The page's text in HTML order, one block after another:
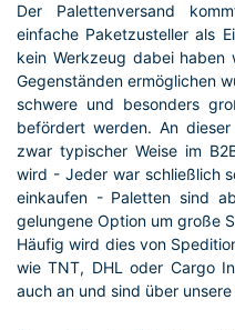
Der Palettenversand
einfache Paketzusteller als
kein Werkzeug dabei haben
Gegenständen ermöglichen
schwere und besonders
befördert werden. An
zwar typischer Weise im
wird - Jeder war schließlich
einkaufen - Paletten sind
gelungene Option um große
Häufig wird dies von
wie TNT, DHL oder Cargo
auch an und sind über